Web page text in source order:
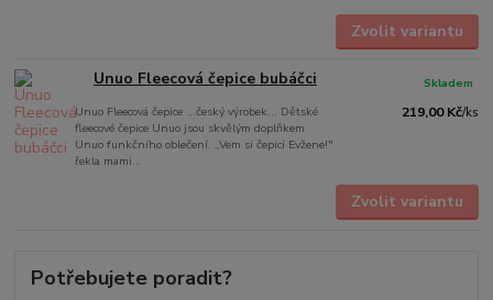
Zvolit variantu
Unuo Fleecová čepice bubáčci
Unuo Fleecová čepice ...český výrobek... Dětské
fleecové čepice Unuo jsou skvělým doplňkem
Unuo funkčního oblečení. „Vem si čepici Evžene!"
řekla mami...
219,00 Kč/ks
Skladem
Zvolit variantu
Potřebujete poradit?